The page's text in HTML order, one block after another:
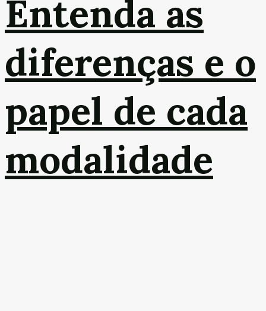
Entenda as
diferenças e o
papel de cada
modalidade